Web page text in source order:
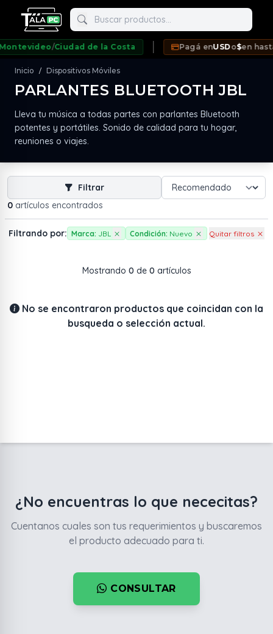
Buscar productos
/Ciudad de la Costa Pagá en USDo$en hasta
Inicio / Dispositivos Móviles
PARLANTES BLUETOOTH JBL
Lleva tu música a todas partes con parlantes Bluetooth
potentes y portátiles. Sonido de calidad para tu hogar,
reuniones o viajes.
0 artículos encontrados
Filtrar
Filtrando por: Marca: JBL Condición: Nuevo Quitar filtros
Mostrando 0 de 0 artículos
No se encontraron productos que coincidan con la
busqueda o selección actual.
¿No encuentras lo que nececitas?
Cuentanos cuales son tus requerimientos y buscaremos
el producto adecuado para ti.
CONSULTAR